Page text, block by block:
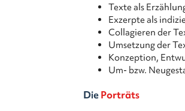
Texte als
Exzerpte als
Collagieren der
Umsetzung der
Konzeption,
Um- bzw.
DiePorträts